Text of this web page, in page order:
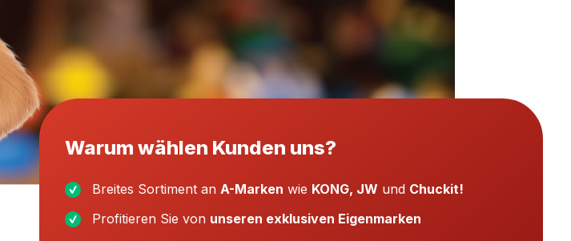
Warum wählen Kunden uns?
Breites Sortiment an A-Marken wie KONG, JW und Chuckit!
Profitieren Sie von unseren exklusiven Eigenmarken